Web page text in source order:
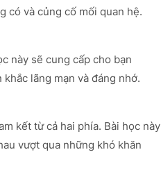
có và củng cố mối quan hệ.
này sẽ cung cấp cho bạn
lãng mạn và đáng nhớ.
kết từ cả hai phía. Bài học này
vượt qua những khó khăn